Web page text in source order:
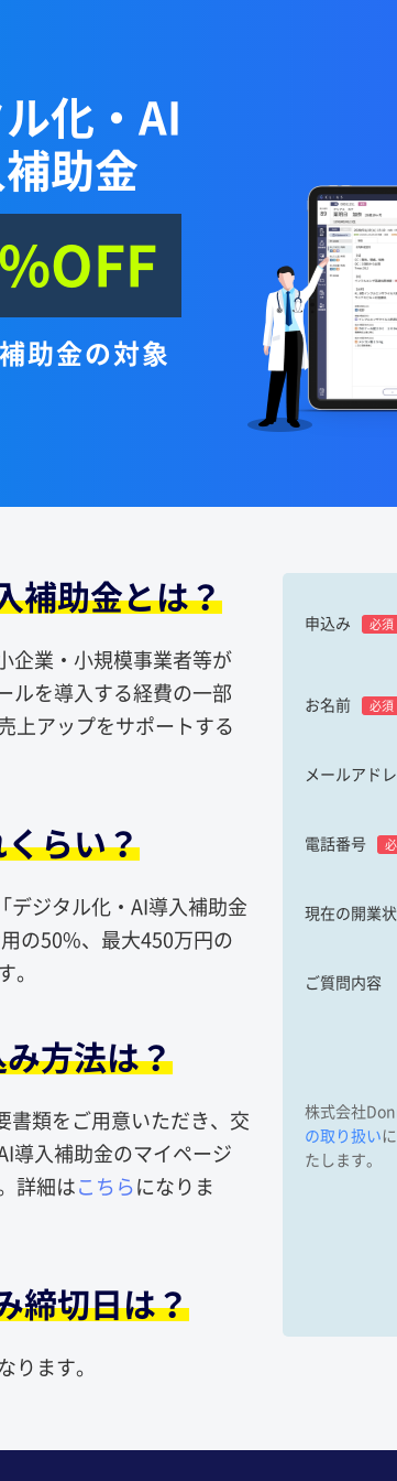
化・AI
助金
助金の対象
補助金とは？
企業・小規模事業者等が
ルを導入する経費の一部
上アップをサポートする
らい？
デジタル化・AI導入補助金
の50%、最大450万円の
。
方法は？
書類をご用意いただき、交
導入補助金のマイページ
詳細は こちら になりま
締切日は？
ります。
申込み 必須
お名前 必須
メールアド
電話番号
現在の開業
ご質問内容
株式会社
の取り扱い
たします。